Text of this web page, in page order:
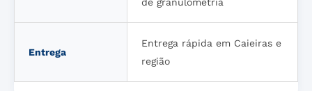
de granulometria
Entrega
Entrega rápida em Caieiras e
região